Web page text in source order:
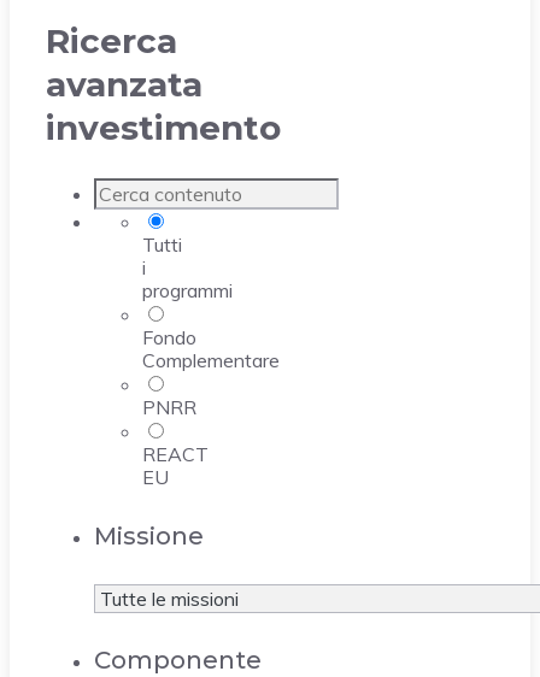
Ricerca
avanzata
investimento
Tutti
i
programmi
Fondo
Complementare
PNRR
REACT
EU
Missione
Componente